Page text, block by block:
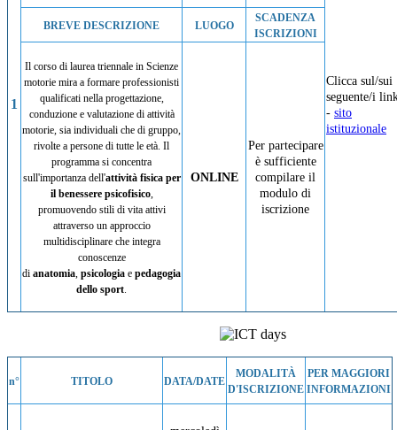
1
Clicca sul/sui
seguente/i
- sito
istituzionale
BREVE DESCRIZIONE LUOGO
SCADENZA
ISCRIZIONI
Il corso di laurea triennale in Scienze
motorie mira a formare professionisti
qualificati nella progettazione,
conduzione e valutazione di attività
motorie, sia individuali che di gruppo,
rivolte a persone di tutte le età. Il
programma si concentra
sull'importanza dell'attività fisica per
il benessere psicofisico,
promuovendo stili di vita attivi
attraverso un approccio
multidisciplinare che integra
conoscenze
di anatomia, psicologia e pedagogia
dello sport.
ONLINE
Per partecipare
è sufficiente
compilare il
modulo di
iscrizione
n° TITOLO DATA/DATE
MODALITÀ
D'ISCRIZIONE
PER MAGGIORI
INFORMAZIONI